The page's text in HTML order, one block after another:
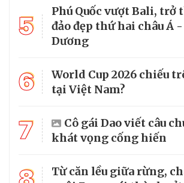
5
Phú Quốc vượt Bali, trở
đảo đẹp thứ hai châu Á
Dương
6
World Cup 2026 chiếu
tại Việt Nam?
7
Cô gái Dao viết câu
khát vọng cống hiến
Từ căn lều giữa rừng,